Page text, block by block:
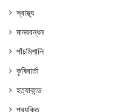
স্বাস্থ্য
মানববন্ধন
পাঁচমিশালি
কৃষিবার্তা
হত্যাকান্ড
প্রযুক্তি